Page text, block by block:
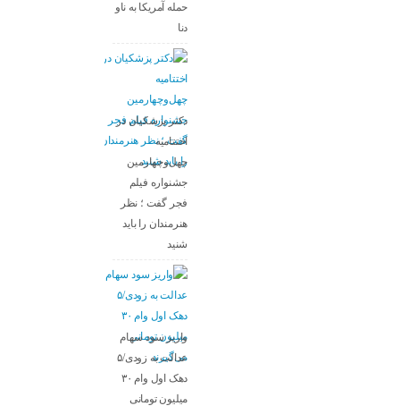
حمله آمریکا به ناو
دنا
دکتر پزشکیان در
اختتامیه
چهل‌وچهارمین
جشنواره فیلم
فجر گفت ؛ نظر
هنرمندان را باید
شنید
واریز سود سهام
عدالت به زودی/۵
دهک اول وام ۳۰
میلیون تومانی